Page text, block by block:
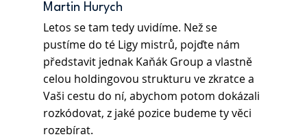
Martin Hurych
Letos se tam tedy uvidíme. Než se
pustíme do té Ligy mistrů, pojďte nám
představit jednak Kaňák Group a vlastně
celou holdingovou strukturu ve zkratce a
Vaši cestu do ní, abychom potom dokázali
rozkódovat, z jaké pozice budeme ty věci
rozebírat.